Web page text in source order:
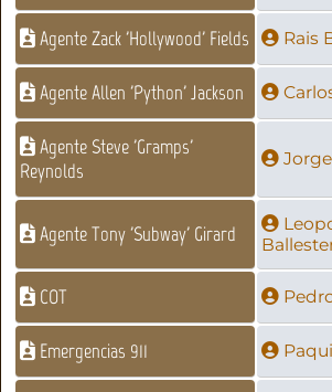
Agente Zack 'Hollywood' Fields Rais
Agente Allen 'Python' Jackson
Agente Steve 'Gramps'
Reynolds
Agente Tony 'Subway' Girard
COT
Emergencias 911